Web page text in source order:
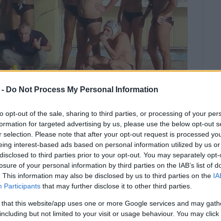
Do Not Process My Personal Information
opt-out of the sale, sharing to third parties, or processing of your
for targeted advertising by us, please use the below opt-out
selection. Please note that after your opt-out request is processed
interest-based ads based on personal information utilized by us
to third parties prior to your opt-out. You may separately
of your personal information by third parties on the IAB’s list of
This information may also be disclosed by us to third parties on the
Participants that may further disclose it to other third parties.
that this website/app uses one or more Google services and may
but not limited to your visit or usage behaviour. You may
Σπ. Καρδόνα να δίνει οδηγίες στους
ΠΙΚΟΥΛΑΣ
πιστεύω ότι θα συνεχίσουμε με
σε πέντε ματς στο πρωτάθλημα της Α2